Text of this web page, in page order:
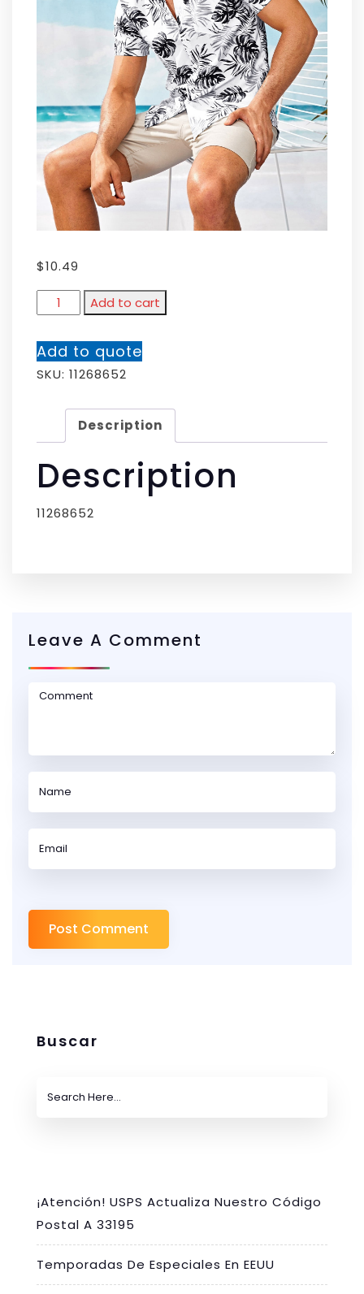
$10.49
Add to cart
Add to quote
SKU: 11268652
Description
Description
11268652
Leave A Comment
Buscar
¡Atención! USPS Actualiza Nuestro Código
Postal A 33195
Temporadas De Especiales En EEUU